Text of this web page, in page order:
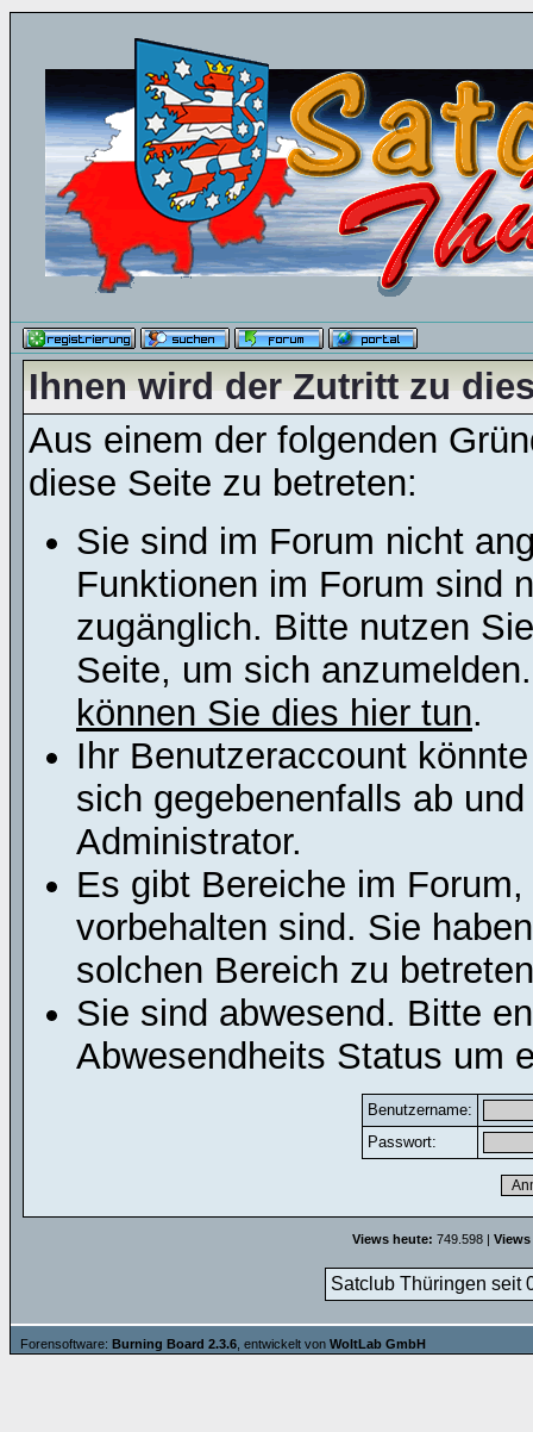
Ihnen wird der Zutritt zu
Aus einem der folgenden
diese Seite zu betreten:
Sie sind im Forum nicht
Funktionen im Forum sind
zugänglich. Bitte nutzen
Seite, um sich
können Sie dies hier tun.
Ihr Benutzeraccount
sich gegebenenfalls ab
Administrator.
Es gibt Bereiche im
vorbehalten sind. Sie
solchen Bereich zu
Sie sind abwesend. Bitte
Abwesendheits Status um
Benutzername:
Passwort:
Views heute: 749.598 |
Satclub Thüringen seit
Forensoftware: Burning Board 2.3.6 , entwickelt von WoltLab GmbH